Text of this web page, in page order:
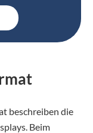
beschreiben die
Beim